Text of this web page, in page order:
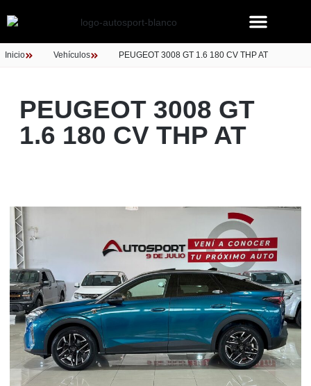
Inicio Vehículos PEUGEOT 3008 GT 1.6 180 CV THP AT
PEUGEOT 3008 GT
1.6 180 CV THP AT